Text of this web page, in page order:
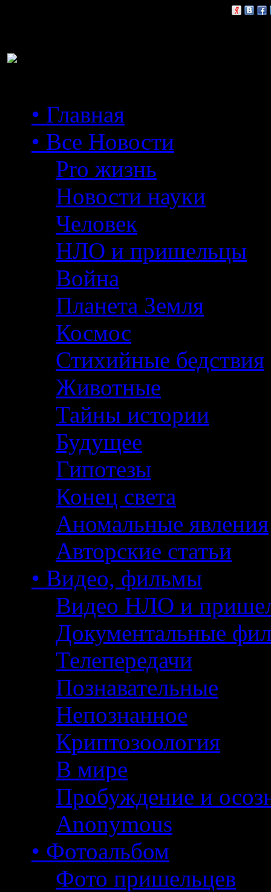
• Главная
• Все Новости
Pro жизнь
Новости науки
Человек
НЛО и пришельцы
Война
Планета Земля
Космос
Стихийные бедствия
Животные
Тайны истории
Будущее
Гипотезы
Конец света
Аномальные явления
Авторские статьи
• Видео, фильмы
Видео НЛО и
Документальные
Телепередачи
Познавательные
Непознанное
Криптозоология
В мире
Пробуждение и
Anonymous
• Фотоальбом
Фото пришельцев